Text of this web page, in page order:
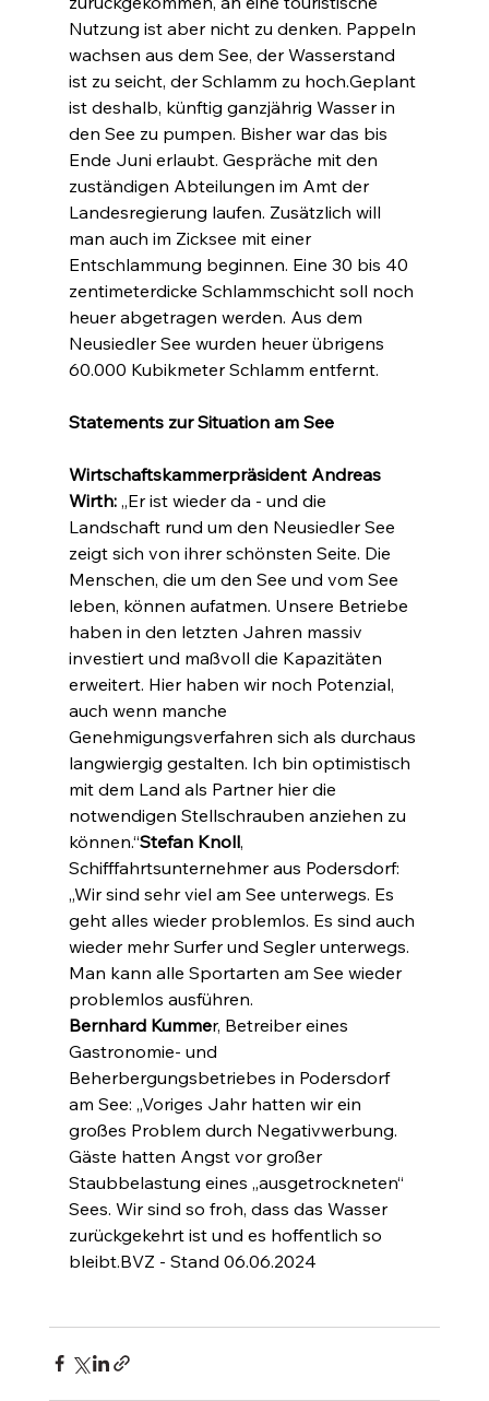
Nutzung ist aber nicht zu denken. Pappeln
wachsen aus dem See, der Wasserstand
ist zu seicht, der Schlamm zu hoch.Geplant
ist deshalb, künftig ganzjährig Wasser in
den See zu pumpen. Bisher war das bis
Ende Juni erlaubt. Gespräche mit den
zuständigen Abteilungen im Amt der
Landesregierung laufen. Zusätzlich will
man auch im Zicksee mit einer
Entschlammung beginnen. Eine 30 bis 40
zentimeterdicke Schlammschicht soll noch
heuer abgetragen werden. Aus dem
Neusiedler See wurden heuer übrigens
60.000 Kubikmeter Schlamm entfernt.
Statements zur Situation am See
Wirtschaftskammerpräsident Andreas
Wirth: „Er ist wieder da - und die
Landschaft rund um den Neusiedler See
zeigt sich von ihrer schönsten Seite. Die
Menschen, die um den See und vom See
leben, können aufatmen. Unsere Betriebe
haben in den letzten Jahren massiv
investiert und maßvoll die Kapazitäten
erweitert. Hier haben wir noch Potenzial,
auch wenn manche
Genehmigungsverfahren sich als durchaus
langwiergig gestalten. Ich bin optimistisch
mit dem Land als Partner hier die
notwendigen Stellschrauben anziehen zu
können.“Stefan Knoll,
Schifffahrtsunternehmer aus Podersdorf:
„Wir sind sehr viel am See unterwegs. Es
geht alles wieder problemlos. Es sind auch
wieder mehr Surfer und Segler unterwegs.
Man kann alle Sportarten am See wieder
problemlos ausführen.
Bernhard Kummer, Betreiber eines
Gastronomie- und
Beherbergungsbetriebes in Podersdorf
am See: „Voriges Jahr hatten wir ein
großes Problem durch Negativwerbung.
Gäste hatten Angst vor großer
Staubbelastung eines „ausgetrockneten“
Sees. Wir sind so froh, dass das Wasser
zurückgekehrt ist und es hoffentlich so
bleibt.BVZ - Stand 06.06.2024